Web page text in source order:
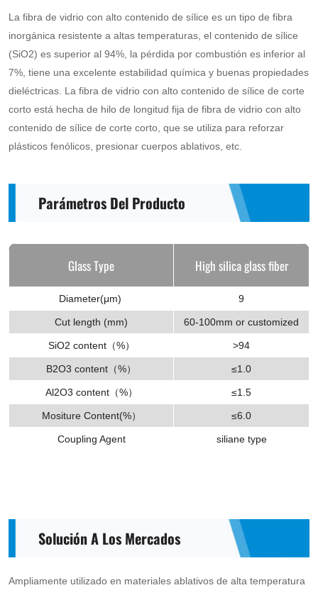
high
silica
glass
fiber
fixed
length
short
cut,
used
strengthen
phenolic
plastics,
pressing
ablative
body
La fibra de vidrio con alto contenido de sílice es un tipo de fibra
inorgánica resistente a altas temperaturas, el contenido de sílice
(SiO2) es superior al 94%, la pérdida por combustión es inferior al
7%, tiene una excelente estabilidad química y buenas propiedades
dieléctricas. La fibra de vidrio con alto contenido de sílice de corte
corto está hecha de hilo de longitud fija de fibra de vidrio con alto
contenido de sílice de corte corto, que se utiliza para reforzar
plásticos fenólicos, presionar cuerpos ablativos, etc.
Parámetros Del Producto
Glass Type High silica glass fiber
Diameter(μm) 9
Cut length (mm) 60-100mm or customized
SiO2 content（%） >94
B2O3 content（%） ≤1.0
Al2O3 content（%） ≤1.5
Mositure Content(%） ≤6.0
Coupling Agent siliane type
Solución A Los Mercados
Ampliamente utilizado en materiales ablativos de alta temperatura